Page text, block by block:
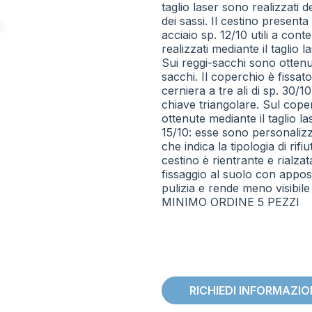
taglio laser sono realizzati
dei sassi. Il cestino
acciaio sp. 12/10 utili a
realizzati mediante il taglio
Sui reggi-sacchi sono
sacchi. Il coperchio è
cerniera a tre ali di sp. 30/
chiave triangolare. Sul
ottenute mediante il taglio
15/10: esse sono
che indica la tipologia di
cestino è rientrante e
fissaggio al suolo con
pulizia e rende meno
MINIMO ORDINE 5 PEZZI
RICHIEDI